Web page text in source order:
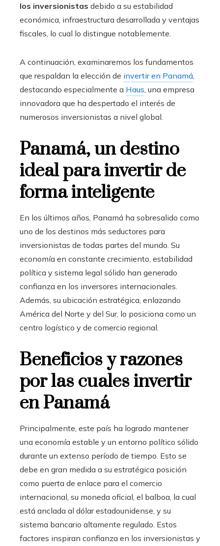
los inversionistas debido a su estabilidad
económica, infraestructura desarrollada y ventajas
fiscales, lo cual lo distingue notablemente.
A continuación, examinaremos los fundamentos
que respaldan la elección de invertir en Panamá
destacando especialmente a Haus , una empresa
innovadora que ha despertado el interés de
numerosos inversionistas a nivel global.
Panamá, un destino
ideal para invertir de
forma inteligente
En los últimos años, Panamá ha sobresalido como
uno de los destinos más seductores para
inversionistas de todas partes del mundo. Su
economía en constante crecimiento, estabilidad
política y sistema legal sólido han generado
confianza en los inversores internacionales.
Además, su ubicación estratégica, enlazando
América del Norte y del Sur, lo posiciona como un
centro logístico y de comercio regional.
Beneficios y razones
por las cuales invertir
en Panamá
Principalmente, este país ha logrado mantener
una economía estable y un entorno político sólido
durante un extenso período de tiempo. Esto se
debe en gran medida a su estratégica posición
como puerta de enlace para el comercio
internacional, su moneda oficial, el balboa, la cual
está anclada al dólar estadounidense, y su
sistema bancario altamente regulado. Estos
factores inspiran confianza en los inversionistas y